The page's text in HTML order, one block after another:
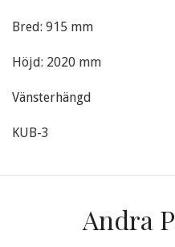
Bred: 915 mm
Höjd: 2020 mm
Vänsterhängd
KUB-3
Andra